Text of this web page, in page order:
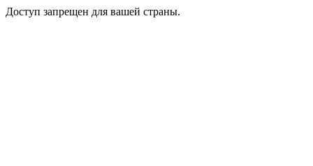
Доступ запрещен для вашей страны.